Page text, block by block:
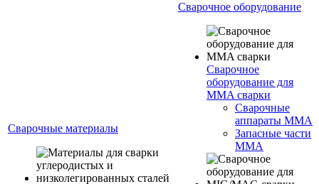
Сварочные материалы
Сварочное оборудование
Сварочное
оборудование для
MMA сварки
Сварочные
аппараты MMA
Запасные части
MMA